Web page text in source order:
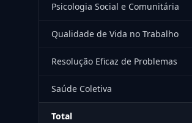
Psicologia Social e Comunitária
Qualidade de Vida no Trabalho
Resolução Eficaz de Problemas
Saúde Coletiva
Total